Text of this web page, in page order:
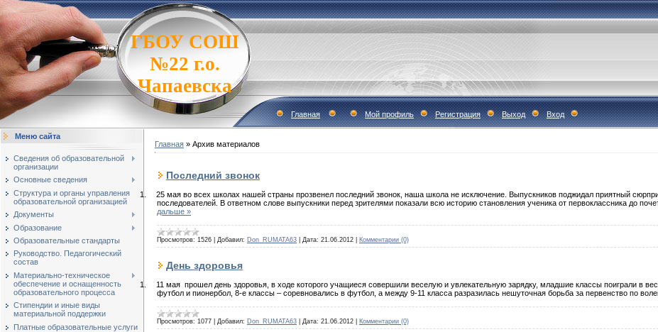
ГБОУ СОШ
№22 г.о.
Чапаевска
Главная Мой профиль Регистрация Выход Вход
Меню сайта
Сведения об образовательной
организации
Основные сведения
Структура и органы управления
образовательной организацией
Документы
Образование
Образовательные стандарты
Руководство. Педагогический
состав
Материально-техническое
обеспечение и оснащенность
образовательного процесса
Стипендии и иные виды
материальной поддержки
Платные образовательные услуги
Главная » Архив материалов
Последний звонок
1.
25 мая во всех школах нашей страны прозвенел последний звонок, наша школа не исключение. Выпускников поджидал приятный
последователей. В ответном слове выпускники перед зрителями показали всю историю становления ученика от первоклассника до
дальше »
Просмотров: 1526 Добавил: Don_RUMATA63 Дата: 21.06.2012 Комментарии (0)
День здоровья
1.
11 мая прошел день здоровья, в ходе которого учащиеся совершили веселую и увлекательную зарядку, младшие классы поиграли в
футбол и пионербол, 8-е классы – соревновались в футбол, а между 9-11 класса разразилась нешуточная борьба за первенство по
Просмотров: 1077 Добавил: Don_RUMATA63 Дата: 21.06.2012 Комментарии (0)